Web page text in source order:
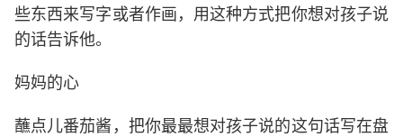
些东西来写字或者作画，用这种方式把你想对孩子说
的话告诉他。
妈妈的心
蘸点儿番茄酱，把你最最想对孩子说的这句话写在盘